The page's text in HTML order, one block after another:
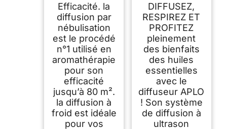
Nébulisation
Programmable Bolea
- Intensité Réglable
- jusqu'à 80m² - et
Éclairage LED -
Diffusion à Froid
pour
l’Aromathérapie,
Minuterie - Bois,
Verre
Efficacité. la
diffusion par
nébulisation
est le procédé
n°1 utilisé en
aromathérapie
pour son
efficacité
jusqu’à 80 m².
la diffusion à
froid est idéale
pour vos
Ultrasonique ALBA
DIFFUSEZ,
RESPIREZ ET
PROFITEZ
pleinement
des bienfaits
des huiles
essentielles
avec le
diffuseur APLO
! Son système
de diffusion à
ultrason